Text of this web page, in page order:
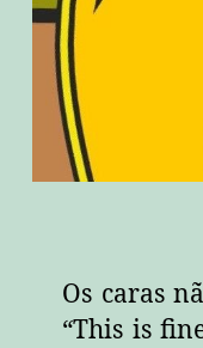
Os caras
“This is